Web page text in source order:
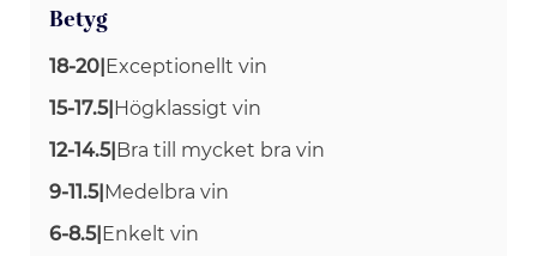
Betyg
18-20 Exceptionellt vin
15-17.5| Högklassigt vin
12-14.5| Bra till mycket bra vin
9-11.5| Medelbra vin
6-8.5| Enkelt vin